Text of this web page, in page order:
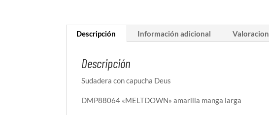
Descripción Información adicional
Descripción
Sudadera con capucha Deus
DMP88064 «MELTDOWN» amarilla manga larga